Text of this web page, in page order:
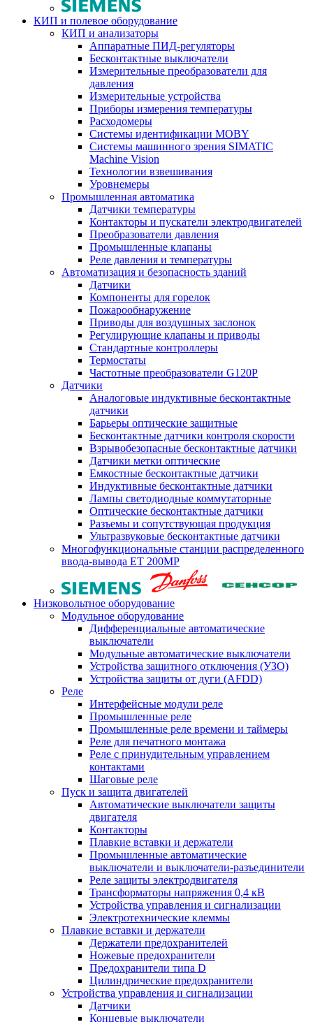
КИП и полевое оборудование
КИП и анализаторы
Аппаратные ПИД-регуляторы
Бесконтактные выключатели
Измерительные преобразователи для
давления
Измерительные устройства
Приборы измерения температуры
Расходомеры
Системы идентификации MOBY
Системы машинного зрения SIMATIC
Machine Vision
Технологии взвешивания
Уровнемеры
Промышленная автоматика
Датчики температуры
Контакторы и пускатели электродвигателей
Преобразователи давления
Промышленные клапаны
Реле давления и температуры
Автоматизация и безопасность зданий
Датчики
Компоненты для горелок
Пожарообнаружение
Приводы для воздушных заслонок
Регулирующие клапаны и приводы
Стандартные контроллеры
Термостаты
Частотные преобразователи G120P
Датчики
Аналоговые индуктивные бесконтактные
датчики
Барьеры оптические защитные
Бесконтактные датчики контроля скорости
Взрывобезопасные бесконтактные датчики
Датчики метки оптические
Емкостные бесконтактные датчики
Индуктивные бесконтактные датчики
Лампы светодиодные коммутаторные
Оптические бесконтактные датчики
Разъемы и сопутствующая продукция
Ультразвуковые бесконтактные датчики
Многофункциональные станции распределенного
ввода-вывода ET 200MP
Низковольтное оборудование
Модульное оборудование
Дифференциальные автоматические
выключатели
Модульные автоматические выключатели
Устройства защитного отключения (УЗО)
Устройства защиты от дуги (AFDD)
Реле
Интерфейсные модули реле
Промышленные реле
Промышленные реле времени и таймеры
Реле для печатного монтажа
Реле с принудительным управлением
контактами
Шаговые реле
Пуск и защита двигателей
Автоматические выключатели защиты
двигателя
Контакторы
Плавкие вставки и держатели
Промышленные автоматические
выключатели и выключатели-разъединители
Реле защиты электродвигателя
Трансформаторы напряжения 0,4 кВ
Устройства управления и сигнализации
Электротехнические клеммы
Плавкие вставки и держатели
Держатели предохранителей
Ножевые предохранители
Предохранители типа D
Цилиндрические предохранители
Устройства управления и сигнализации
Датчики
Концевые выключатели